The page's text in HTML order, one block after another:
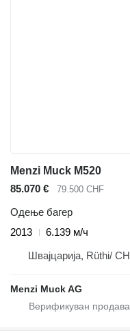
Menzi Muck M520
85.070 €
79.500 CHF
Одење багер
2013
6.139 м/ч
Швајцарија, Rüthi/ CH
Menzi Muck AG